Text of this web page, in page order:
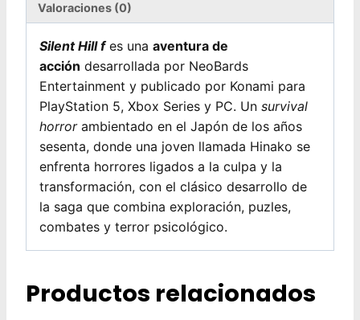
Valoraciones (0)
Silent Hill fes una aventura de
acción desarrollada por NeoBards
Entertainment y publicado por Konami para
PlayStation 5, Xbox Series y PC. Un survival
horrorambientado en el Japón de los años
sesenta, donde una joven llamada Hinako se
enfrenta horrores ligados a la culpa y la
transformación, con el clásico desarrollo de
la saga que combina exploración, puzles,
combates y terror psicológico.
Productos relacionados